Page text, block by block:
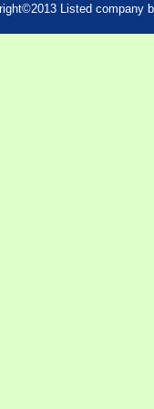
Listed company